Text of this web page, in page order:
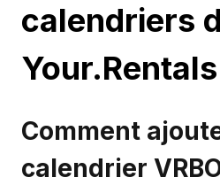
calendriers
Your.Rentals
Comment
calendrier